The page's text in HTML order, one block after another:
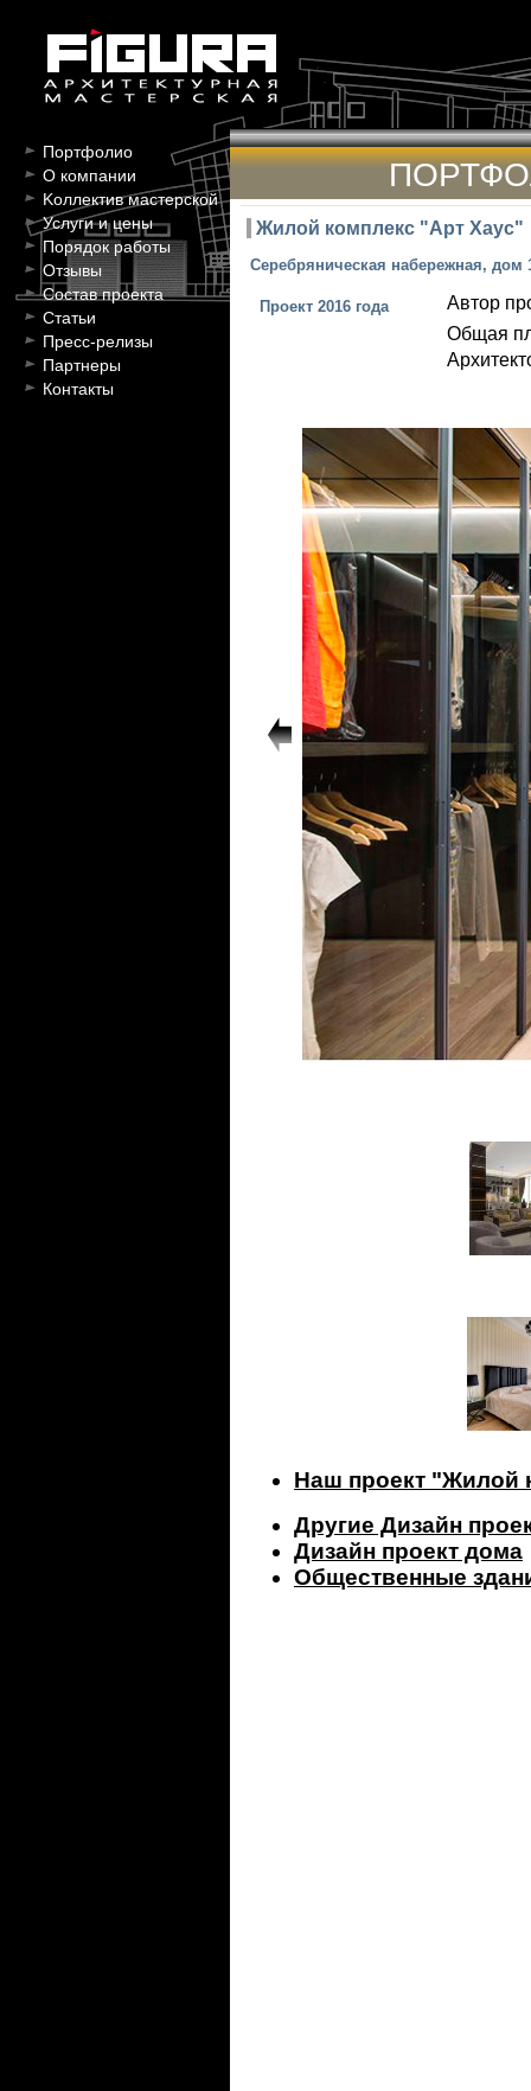
Портфолио
О компании
Kоллектив мастерской
Услуги и цены
Порядок работы
Отзывы
Состав проекта
Статьи
Пресс-релизы
Партнеры
Контакты
Жилой комплекс "Арт Хаус"
Серебряническая набережная, дом
Проект 2016 года
Автор
Общая
Наш проект "Жилой
Другие Дизайн
Дизайн проект дома
Общественные